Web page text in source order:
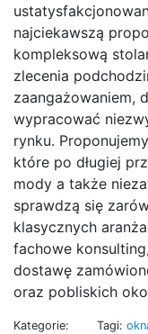
najciekawszą
kompleksową
zlecenia
zaangażowaniem,
wypracować
rynku.
które po długiej
mody a także
sprawdzą się
klasycznych
fachowe
dostawę
oraz pobliskich
Kategorie:
Tagi: